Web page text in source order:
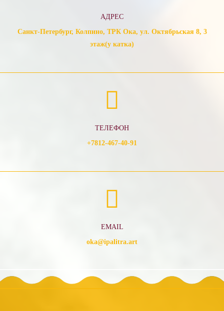
АДРЕС
Санкт-Петербург, Колпино, ТРК Ока, ул. Октябрьская 8, 3
этаж(у катка)
ТЕЛЕФОН
+7812-467-40-91
EMAIL
oka@ipalitra.art